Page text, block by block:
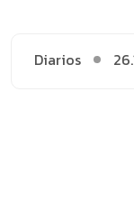
Diarios